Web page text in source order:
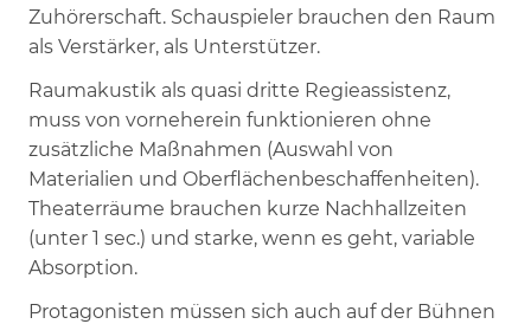
Zuhörerschaft. Schauspieler brauchen den Raum
als Verstärker, als Unterstützer.
Raumakustik als quasi dritte Regieassistenz,
muss von vorneherein funktionieren ohne
zusätzliche Maßnahmen (Auswahl von
Materialien und Oberflächenbeschaffenheiten).
Theaterräume brauchen kurze Nachhallzeiten
(unter 1 sec.) und starke, wenn es geht, variable
Absorption.
Protagonisten müssen sich auch auf der Bühnen